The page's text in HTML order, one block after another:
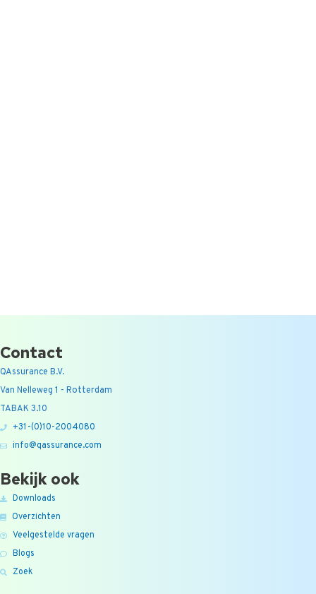
Contact
QAssurance B.V.
Van Nelleweg 1 - Rotterdam
TABAK 3.10
+31-(0)10-2004080
info@qassurance.com
Bekijk ook
Downloads
Overzichten
Veelgestelde vragen
Blogs
Zoek